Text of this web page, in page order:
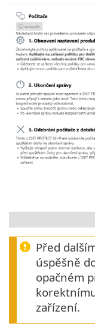
Před
úspěšně
opačném
zařízení.